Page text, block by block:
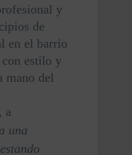
y
de
en el barrio
con estilo y
mano del
una